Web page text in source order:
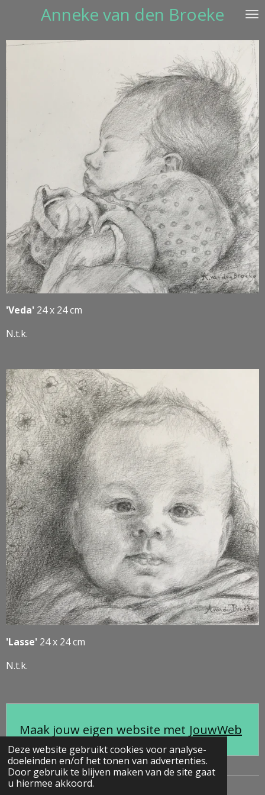
Deze website gebruikt cookies voor analyse-
doeleinden en/of het tonen van advertenties.
Door gebruik te blijven maken van de site gaat
u hiermee akkoord.
naar
hoofdinhoud
Anneke van den Broeke
'Veda' 24 x 24 cm
N.t.k.
'Lasse' 24 x 24 cm
N.t.k.
Maak jouw eigen website met JouwWeb